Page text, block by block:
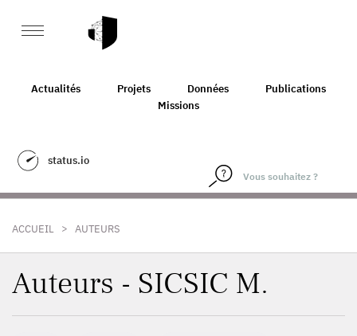
Actualités Projets Données
Publications
Missions
status.io
ACCUEIL > AUTEURS
Auteurs - SICSIC M.